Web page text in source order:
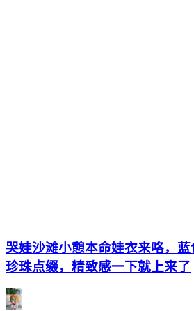
哭娃沙滩小憩本命娃衣来咯，
珍珠点缀，精致感一下就上来了